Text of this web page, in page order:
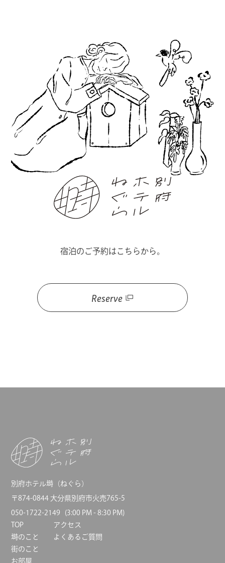
宿泊のご予約はこちらから。
Reserve
別府ホテル塒（ねぐら）
〒874-0844 大分県別府市火売765-5
050-1722-2149
(3:00 PM - 8:30 PM)
TOP
塒のこと
街のこと
お部屋
アクセス
よくあるご質問